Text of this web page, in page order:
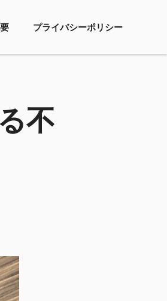
プライバシーポリシー
不